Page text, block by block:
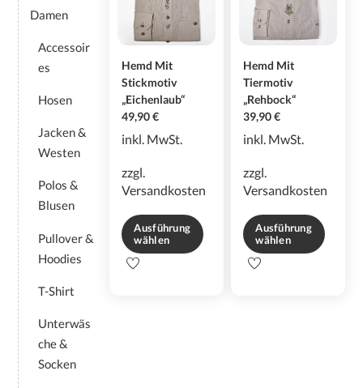
Hemd Mit
Stickmotiv
„Eichenlaub“
49,90€
inkl. MwSt.
zzgl.
Versandkosten
Ausführung
wählen
Dieses
Hemd Mit
Tiermotiv
„Rehbock“
39,90€
inkl. MwSt.
zzgl.
Versandkosten
Ausführung
wählen
Dieses
Damen
Accessoir
es
Hosen
Jacken &
Westen
Polos &
Blusen
Pullover &
Hoodies
T-Shirt
Unterwäs
che &
Socken